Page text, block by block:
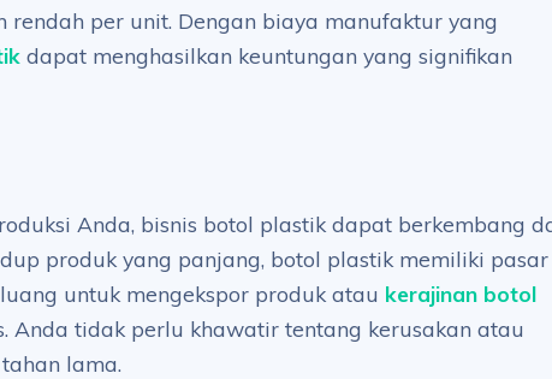
per unit. Dengan biaya manufaktur yang
dapat menghasilkan keuntungan yang signifikan
Anda, bisnis botol plastik dapat berkembang
produk yang panjang, botol plastik memiliki pasar
untuk mengekspor produk atau kerajinan botol
Anda tidak perlu khawatir tentang kerusakan atau
lama.